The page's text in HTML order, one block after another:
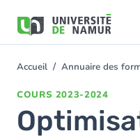
contenu
You
Accueil Annuaire des
COURS 2023-2024